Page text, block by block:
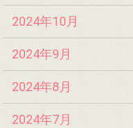
2024年10月
2024年9月
2024年8月
2024年7月